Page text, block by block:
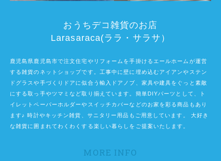
おうちデコ雑貨のお店
Larasaraca(ララ・サラサ）
鹿児島県鹿児島市で注文住宅やリフォームを手掛けるエールホームが運営
する雑貨のネットショップです。工事中に壁に埋め込むアイアンやステン
ドグラスや手づくりドアに似合う輸入ドアノブ、家具や建具をぐっと素敵
にする取っ手やツマミなど取り揃えています。簡単DIYパーツとして、ト
イレットペーパーホルダーやスイッチカバーなどのお家を彩る商品もあり
ます♪ 時計やキッチン雑貨、サニタリー用品もご用意しています。 大好き
な雑貨に囲まれてわくわくする楽しい暮らしをご提案いたします。
MORE INFO